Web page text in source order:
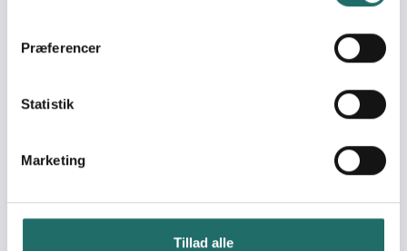
Præferencer
Statistik
Marketing
Tillad alle
Med det formål at forbedre adgangen til energi for
udvalgte NGOer i Bangladesh, Sri Lnaka, Nepal og Indien
som støtter fattige grupper med at identificere,
energiprojekter. Forbedret adgang til pålidelighed, billig
og ren energi er internationalt anerkendt som en vigtig
Projektet vil arbejde med kapacitetsopbygning af
civilsamfundsorganisationer og med lobby - og